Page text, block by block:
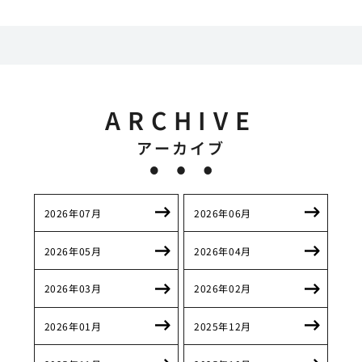
ARCHIVE
アーカイブ
2026年07月 2026年06月
2026年05月 2026年04月
2026年03月 2026年02月
2026年01月 2025年12月